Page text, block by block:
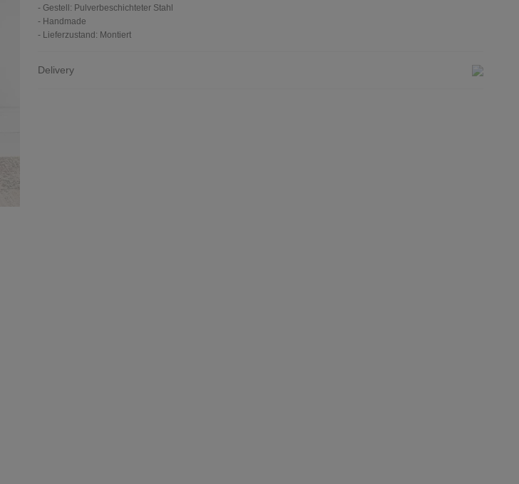
- Gestell: Pulverbeschichteter Stahl
- Handmade
- Lieferzustand: Montiert
Delivery